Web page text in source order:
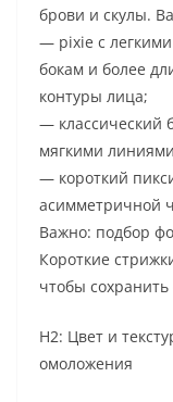
брови и скулы.
— pixie с
бокам и более
контуры лица;
— классический
мягкими
— короткий
асимметричной
Важно: подбор
Короткие
чтобы
H2: Цвет и
омоложения